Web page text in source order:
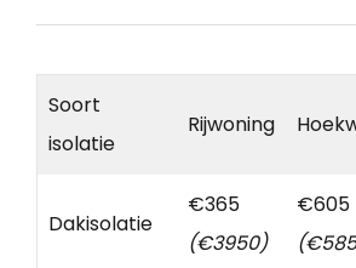
Soort
isolatie
Rijwoning
Dakisolatie
€365
(€3950)
€605